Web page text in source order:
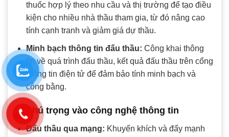
thuốc hợp lý theo nhu cầu và thị trường để tạo điều
kiện cho nhiều nhà thầu tham gia, từ đó nâng cao
tính cạnh tranh và giảm giá dự thầu.
Minh bạch thông tin đấu thầu: Công khai thông
tin về quá trình đấu thầu, kết quả đấu thầu trên cổng
thông tin điện tử để đảm bảo tính minh bạch và
công bằng.
6. Chú trọng vào công nghệ thông tin
Đấu thầu qua mạng: Khuyến khích và đẩy mạnh